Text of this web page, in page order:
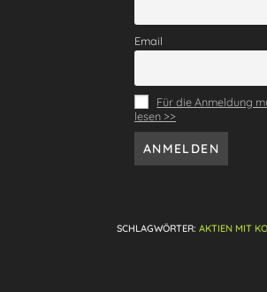
Email
Für die Anmeldung
lesen >>
SCHLAGWÖRTER: AKTIEN MIT